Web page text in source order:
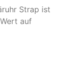
Strap ist
auf